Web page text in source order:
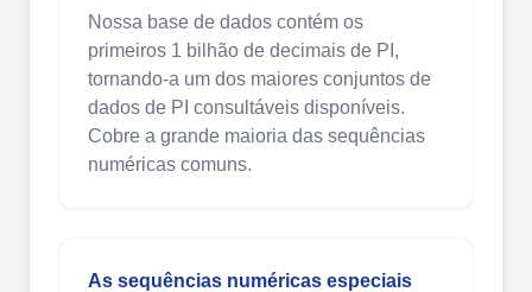
Nossa base de dados contém os
primeiros 1 bilhão de decimais de PI,
tornando-a um dos maiores conjuntos de
dados de PI consultáveis disponíveis.
Cobre a grande maioria das sequências
numéricas comuns.
As sequências numéricas especiais